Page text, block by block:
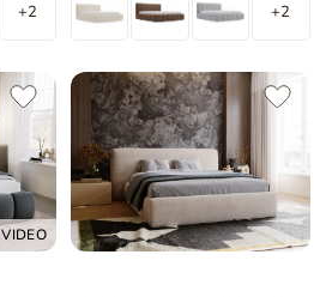
+2 +2
VIDEO